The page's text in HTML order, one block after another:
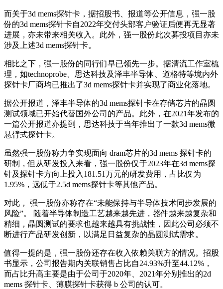
而关于3d mems探针卡，据招股书、报道等公开信息，强一股
份的3d mems探针卡自2022年交付头部客户验证后便再无显著
进展，亦未带来相关收入。此外，强一股份此次募投项目亦未
涉及上述3d mems探针卡。
相比之下，强一股份的同行们早已领先一步。据清流工作室梳
理，如technoprobe、思达科技及泽丰半导体、道格特等境内外
探针卡厂商均已推出了3d mems探针卡并实现了商业化落地。
据公开报道，泽丰半导体的3d mems探针卡在存储芯片的晶圆
测试领域已开始代替国外公司的产品。此外，在2021年发布的
一篇公开报道亦提到，思达科技于当年推出了一款3d mems微
悬臂式探针卡。
虽然强一股份称力争实现面向 dram芯片的3d mems 探针卡的
研制，但从研发投入来看，强一股份仅于2023年在3d mems探
针及探针卡方向上投入181.51万元的研发费用，占比仅为
1.95%，远低于2.5d mems探针卡等其他产品。
对此， 强一股份亦称存在“未能保持与半导体技术同步发展的
风险”。 随着半导体制造工艺越来越先进，器件越来越复杂和
精细，晶圆测试的要求也越来越具有挑战性，因此公司必须不
断进行产品研发创新，以满足日益复杂的晶圆测试需求。
值得一提的是，强一股份还存在收入依赖关联方的情况。招股
书显示，公司报告期内关联销售占比自24.93%升至44.12%，
而占比升高主要是由于公司于2020年、2021年分别推出的2d
mems 探针卡、薄膜探针卡获得 b 公司的认可。